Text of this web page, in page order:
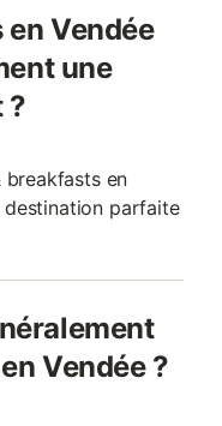
en Vendée
une
?
breakfasts en
parfaite
Vendée ?